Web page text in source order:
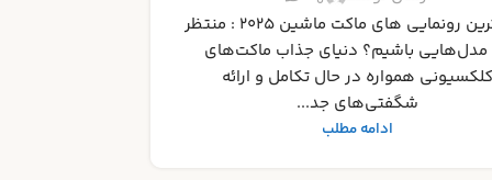
انتخاب بهترین‌ها دنیای ماکت‌های ماشین
فراتر از یک سرگرمی ساده، گنجینه‌ا...
ادامه مطلب